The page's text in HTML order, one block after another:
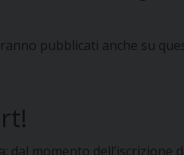
pubblicati anche su
dal momento dell’iscrizione